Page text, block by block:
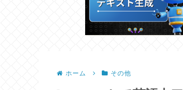
ホーム その他